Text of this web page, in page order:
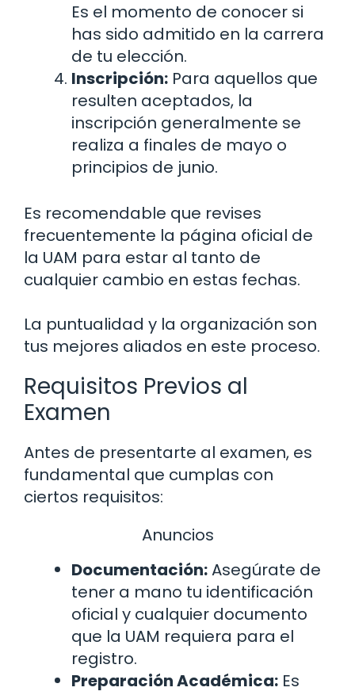
Es el momento de conocer si
has sido admitido en la carrera
de tu elección.
Inscripción: Para aquellos que
resulten aceptados, la
inscripción generalmente se
realiza a finales de mayo o
principios de junio.
Es recomendable que revises
frecuentemente la página oficial de
la UAM para estar al tanto de
cualquier cambio en estas fechas.
La puntualidad y la organización son
tus mejores aliados en este proceso.
Requisitos Previos al
Examen
Antes de presentarte al examen, es
fundamental que cumplas con
ciertos requisitos:
Anuncios
Documentación:Asegúrate de
tener a mano tu identificación
oficial y cualquier documento
que la UAM requiera para el
registro.
Preparación Académica: Es